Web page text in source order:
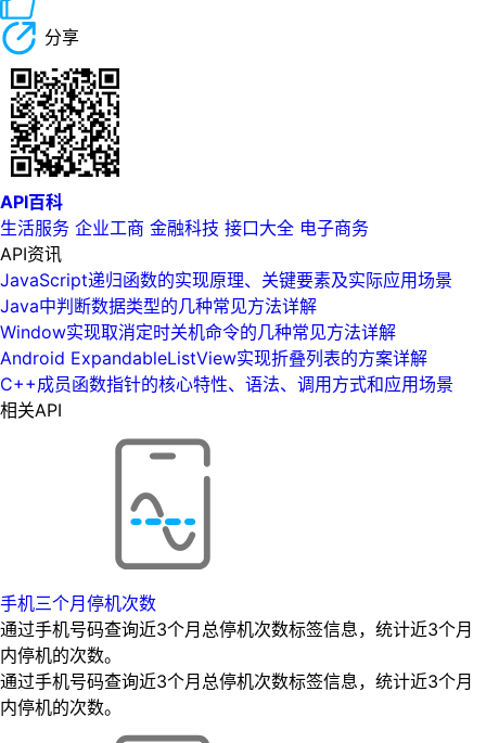
分享
API百科
生活服务 企业工商 金融科技 接口大全 电子商务
API资讯
JavaScript递归函数的实现原理、关键要素及实际应用场景
Java中判断数据类型的几种常见方法详解
Window实现取消定时关机命令的几种常见方法详解
Android ExpandableListView实现折叠列表的方案详解
C++成员函数指针的核心特性、语法、调用方式和应用场景
相关API
手机三个月停机次数
通过手机号码查询近3个月总停机次数标签信息，统计近3个月
内停机的次数。
通过手机号码查询近3个月总停机次数标签信息，统计近3个月
内停机的次数。